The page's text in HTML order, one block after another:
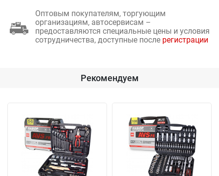
Оптовым покупателям, торгующим
организациям, автосервисам –
предоставляются специальные цены и условия
сотрудничества, доступные после регистрации
Рекомендуем